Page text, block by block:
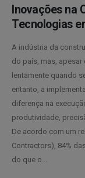
Inovações na
Tecnologias
A indústria da
do país, mas,
lentamente quando
entanto, a
diferença na
produtividade,
De acordo com um
Contractors), 84%
do que o...